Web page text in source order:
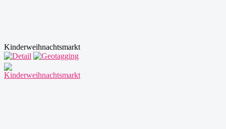
Kinderweihnachtsmarkt